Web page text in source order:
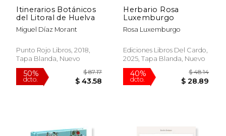
Itinerarios Botánicos
del Litoral de Huelva
Miguel Díaz Morant
Punto Rojo Libros, 2018,
Tapa Blanda, Nuevo
Herbario Rosa
Luxemburgo
Rosa Luxemburgo
Ediciones Libros Del Cardo,
2025, Tapa Blanda, Nuevo